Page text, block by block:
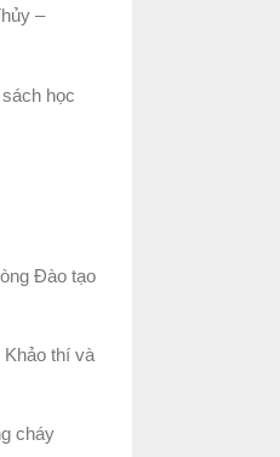
–
học
Đào tạo
Khảo thí và
cháy